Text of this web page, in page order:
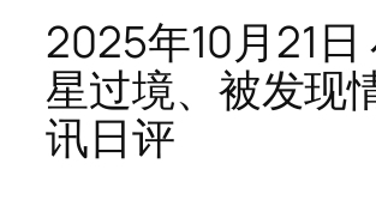
2025年10月21日
星过境、被发现
讯日评